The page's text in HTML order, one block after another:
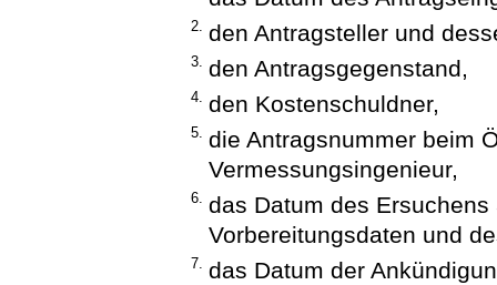
2. den Antragsteller und
3. den Antragsgegenstand,
4. den Kostenschuldner,
5. die Antragsnummer beim
Vermessungsingenieur,
6. das Datum des
Vorbereitungsdaten und
7. das Datum der